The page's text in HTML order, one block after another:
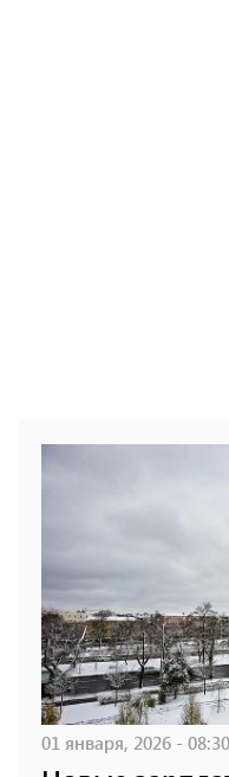
01 января, 2026 - 08:30